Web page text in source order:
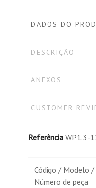
DADOS DO
DESCRIÇÃO
ANEXOS
CUSTOMER
Referência WP1.3-
Código / Modelo /
Número de peça